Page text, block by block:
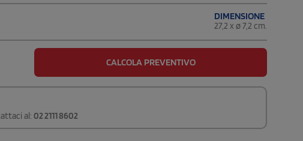
DIMENSIONE
27,2 x ø 7,2 cm.
CALCOLA PREVENTIVO
al: 02 2111 8602